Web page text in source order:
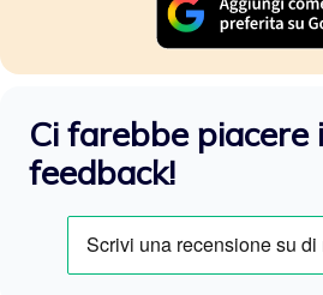
Ci farebbe piacere
feedback!